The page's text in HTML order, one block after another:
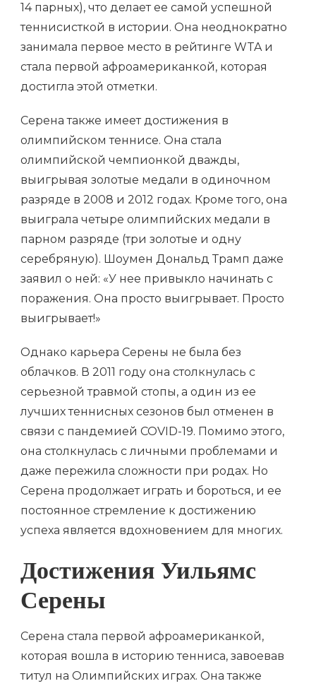
14 парных), что делает ее самой успешной
теннисисткой в истории. Она неоднократно
занимала первое место в рейтинге WTA и
стала первой афроамериканкой, которая
достигла этой отметки.
Серена также имеет достижения в
олимпийском теннисе. Она стала
олимпийской чемпионкой дважды,
выигрывая золотые медали в одиночном
разряде в 2008 и 2012 годах. Кроме того, она
выиграла четыре олимпийских медали в
парном разряде (три золотые и одну
серебряную). Шоумен Дональд Трамп даже
заявил о ней: «У нее привыкло начинать с
поражения. Она просто выигрывает. Просто
выигрывает!»
Однако карьера Серены не была без
облачков. В 2011 году она столкнулась с
серьезной травмой стопы, а один из ее
лучших теннисных сезонов был отменен в
связи с пандемией COVID-19. Помимо этого,
она столкнулась с личными проблемами и
даже пережила сложности при родах. Но
Серена продолжает играть и бороться, и ее
постоянное стремление к достижению
успеха является вдохновением для многих.
Достижения Уильямс
Серены
Серена стала первой афроамериканкой,
которая вошла в историю тенниса, завоевав
титул на Олимпийских играх. Она также